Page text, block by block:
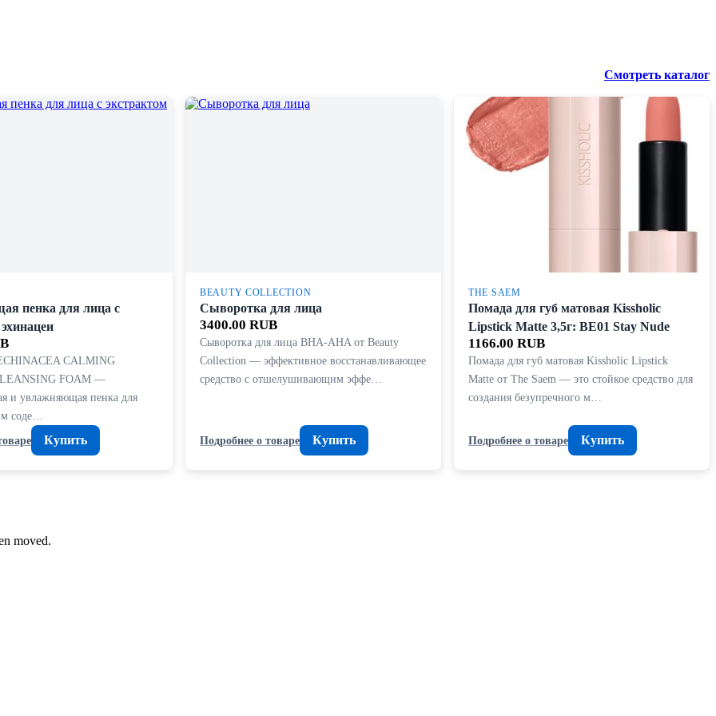
Смотреть каталог
пенка для лица с
CALMING
FOAM —
и увлажняющая пенка для
соде…
Купить
BEAUTY COLLECTION
Сыворотка для лица
3400.00 RUB
Сыворотка для лица BHA-AHA от Beauty
Collection — эффективное восстанавливающее
средство с отшелушивающим эффе…
Подробнее о товаре Купить
THE SAEM
Помада для губ матовая Kissholic
Lipstick Matte 3,5г: BE01 Stay Nude
1166.00 RUB
Помада для губ матовая Kissholic Lipstick
Matte от The Saem — это стойкое средство для
создания безупречного м…
Подробнее о товаре Купить
moved.